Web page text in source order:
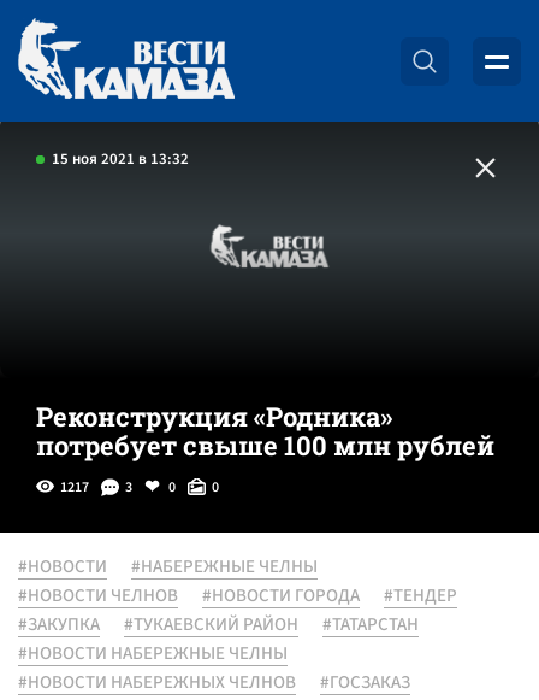
15 ноя 2021 в 13:32
Реконструкция «Родника»
потребует свыше 100 млн рублей
1217 3 0 0
#НОВОСТИ
#НАБЕРЕЖНЫЕ ЧЕЛНЫ
#НОВОСТИ ЧЕЛНОВ
#НОВОСТИ ГОРОДА
#ТЕНДЕР
#ЗАКУПКА
#ТУКАЕВСКИЙ РАЙОН
#ТАТАРСТАН
#НОВОСТИ НАБЕРЕЖНЫЕ ЧЕЛНЫ
#НОВОСТИ НАБЕРЕЖНЫХ ЧЕЛНОВ
#ГОСЗАКАЗ